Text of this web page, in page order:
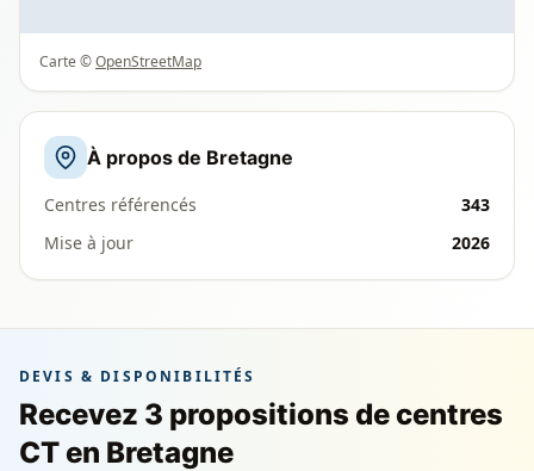
Carte ©OpenStreetMap
À propos de Bretagne
Centres référencés
343
Mise à jour
2026
DEVIS & DISPONIBILITÉS
Recevez 3 propositions de centres
CT en Bretagne